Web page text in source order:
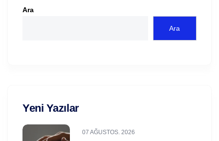
Ara
Ara
Yeni Yazılar
07 AĞUSTOS. 2026